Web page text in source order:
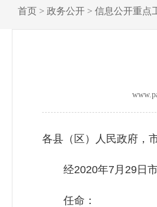
首页 > 政务公开 > 信息公开重点
各县（区）人民政府，
经2020年7月29日市
任命：